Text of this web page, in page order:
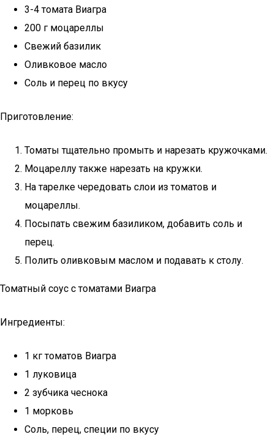
3-4 томата Виагра
200 г моцареллы
Свежий базилик
Оливковое масло
Соль и перец по вкусу
Приготовление:
Томаты тщательно промыть и нарезать кружочками.
Моцареллу также нарезать на кружки.
На тарелке чередовать слои из томатов и
моцареллы.
Посыпать свежим базиликом, добавить соль и
перец.
Полить оливковым маслом и подавать к столу.
Томатный соус с томатами Виагра
Ингредиенты:
1 кг томатов Виагра
1 луковица
2 зубчика чеснока
1 морковь
Соль, перец, специи по вкусу